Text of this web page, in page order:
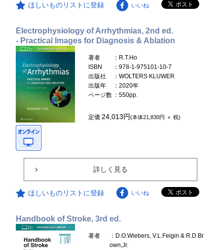
ほしいものリストに登録 いいね
Electrophysiology of Arrhythmias, 2nd ed.
- Practical Images for Diagnosis & Ablation
著者
：R.T.Ho
ISBN
：978-1-975101-10-7
出版社
：WOLTERS KLUWER
出版年
：2020年
ページ数 ：550pp.
定価24,013円(本体21,830円 ＋ 税)
詳しく見る
ほしいものリストに登録 いいね
Handbook of Stroke, 3rd ed.
著者
：D.O.Wiebers, V.L.Feigin & R.D.Br
own,Jr.